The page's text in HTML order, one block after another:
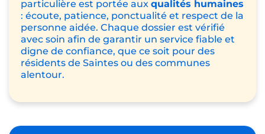
particulière est portée aux qualités humaines
: écoute, patience, ponctualité et respect de la
personne aidée. Chaque dossier est vérifié
avec soin afin de garantir un service fiable et
digne de confiance, que ce soit pour des
résidents de Saintes ou des communes
alentour.